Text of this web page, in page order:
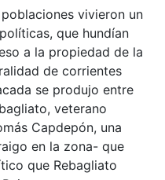
vivieron un
que hundían
a la propiedad de la
de corrientes
se produjo entre
veterano
Capdepón, una
en la zona- que
que Rebagliato